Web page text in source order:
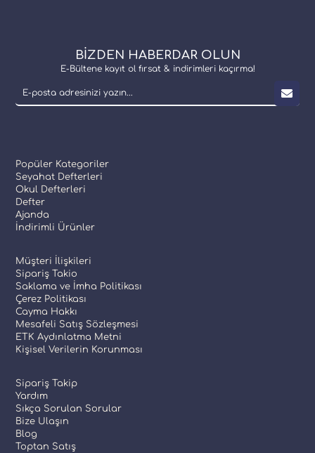
BİZDEN HABERDAR OLUN
E-Bültene kayıt ol fırsat & indirimleri kaçırma!
Popüler Kategoriler
Seyahat Defterleri
Okul Defterleri
Defter
Ajanda
İndirimli Ürünler
Müşteri İlişkileri
Sipariş Takio
Saklama ve İmha Politikası
Çerez Politikası
Cayma Hakkı
Mesafeli Satış Sözleşmesi
ETK Aydınlatma Metni
Kişisel Verilerin Korunması
Sipariş Takip
Yardım
Sıkça Sorulan Sorular
Bize Ulaşın
Blog
Toptan Satış